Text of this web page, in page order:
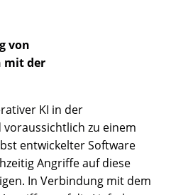
von
mit der
KI in der
zu einem
entwickelter Software
Angriffe auf diese
In Verbindung mit dem